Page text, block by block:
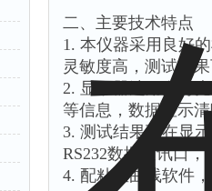
二、主要技术特点
1. 本仪器采用良好
灵敏度高，测试结
2. 显示器选用白背
等信息，数据显示
3. 测试结果可在显
RS232数据通讯口
4. 配粘温曲线软件